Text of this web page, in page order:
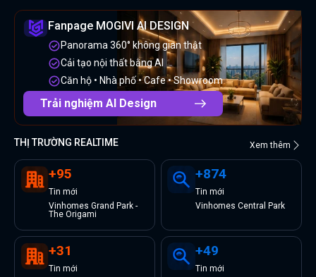
Fanpage MOGIVI AI DESIGN
Panorama 360° không gian thật
Cải tạo nội thất bằng AI
Căn hộ • Nhà phố • Cafe • Showroom
Trải nghiệm AI Design
THỊ TRƯỜNG REALTIME Xem thêm
+95
Tin mới
Vinhomes Grand Park -
The Origami
+874
Tin mới
Vinhomes Central Park
+31
Tin mới
+49
Tin mới